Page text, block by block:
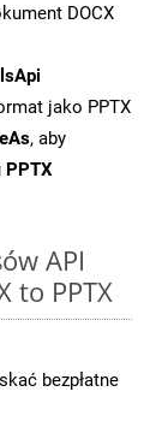
DOCX
jako PPTX
, aby
PPTX
API
to PPTX
bezpłatne